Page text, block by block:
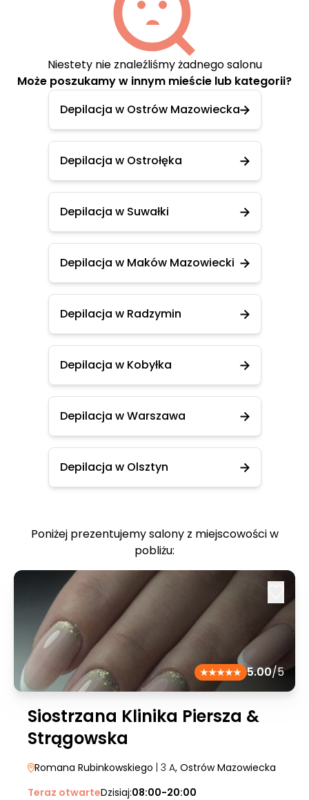
Niestety nie znaleźliśmy żadnego salonu
Może poszukamy w innym mieście lub kategorii?
Depilacja w Ostrów Mazowiecka
Depilacja w Ostrołęka
Depilacja w Suwałki
Depilacja w Maków Mazowiecki
Depilacja w Radzymin
Depilacja w Kobyłka
Depilacja w Warszawa
Depilacja w Olsztyn
Poniżej prezentujemy salony z miejscowości w
pobliżu:
5.00/5
Siostrzana Klinika Piersza &
Strągowska
Romana Rubinkowskiego | 3 A, Ostrów Mazowiecka
Teraz otwarteDzisiaj:08:00-20:00